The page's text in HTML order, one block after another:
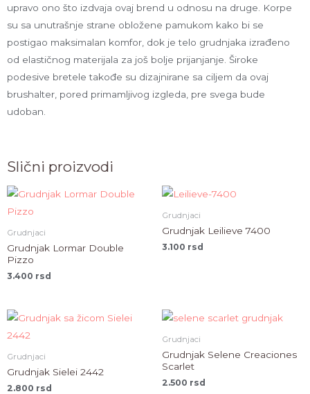
upravo ono što izdvaja ovaj brend u odnosu na druge. Korpe
su sa unutrašnje strane obložene pamukom kako bi se
postigao maksimalan komfor, dok je telo grudnjaka izrađeno
od elastičnog materijala za još bolje prijanjanje. Široke
podesive bretele takođe su dizajnirane sa ciljem da ovaj
brushalter, pored primamljivog izgleda, pre svega bude
udoban.
Slični proizvodi
Grudnjaci
Grudnjak Lormar Double
Pizzo
3.400 rsd
Grudnjaci
Grudnjak Leilieve 7400
3.100 rsd
Grudnjaci
Grudnjak Sielei 2442
2.800 rsd
Grudnjaci
Grudnjak Selene Creaciones
Scarlet
2.500 rsd